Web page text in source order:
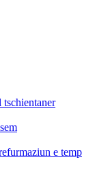
tschientaner
e temp